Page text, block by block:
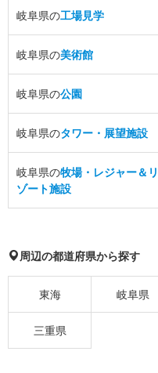
岐阜県の工場見学
岐阜県の美術館
岐阜県の公園
岐阜県のタワー・展望施設
岐阜県の牧場・レジャー＆リ
ゾート施設
周辺の都道府県から探す
東海 岐阜県
三重県